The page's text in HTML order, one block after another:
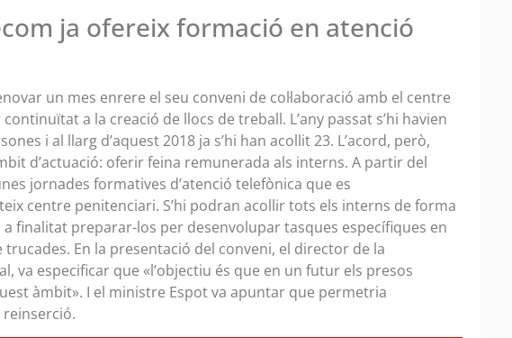
ja ofereix formació en atenció
un mes enrere el seu conveni de col·laboració amb el centre
a la creació de llocs de treball. L’any passat s’hi havien
i al llarg d’aquest 2018 ja s’hi han acollit 23. L’acord, però,
d’actuació: oferir feina remunerada als interns. A partir del
jornades formatives d’atenció telefònica que es
centre penitenciari. S’hi podran acollir tots els interns de forma
finalitat preparar-los per desenvolupar tasques específiques en
En la presentació del conveni, el director de la
va especificar que «l’objectiu és que en un futur els presos
àmbit». I el ministre Espot va apuntar que permetria
reinserció.